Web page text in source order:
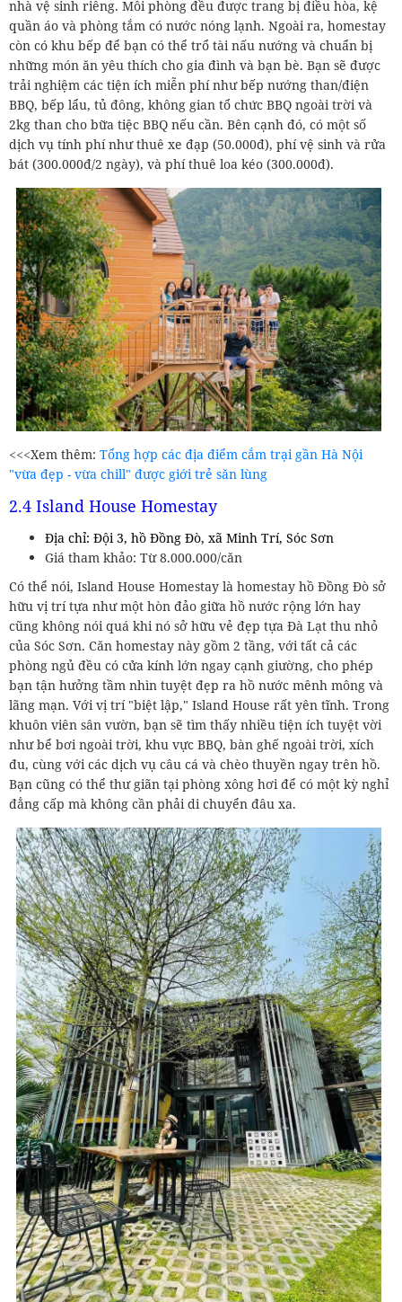
nhà vệ sinh riêng. Mỗi phòng đều được trang bị điều hòa, kệ
quần áo và phòng tắm có nước nóng lạnh. Ngoài ra, homestay
còn có khu bếp để bạn có thể trổ tài nấu nướng và chuẩn bị
những món ăn yêu thích cho gia đình và bạn bè. Bạn sẽ được
trải nghiệm các tiện ích miễn phí như bếp nướng than/điện
BBQ, bếp lẩu, tủ đông, không gian tổ chức BBQ ngoài trời và
2kg than cho bữa tiệc BBQ nếu cần. Bên cạnh đó, có một số
dịch vụ tính phí như thuê xe đạp (50.000đ), phí vệ sinh và rửa
bát (300.000đ/2 ngày), và phí thuê loa kéo (300.000đ).
<<<Xem thêm: Tổng hợp các địa điểm cắm trại gần Hà Nội
"vừa đẹp - vừa chill" được giới trẻ săn lùng
2.4 Island House Homestay
Địa chỉ: Đội 3, hồ Đồng Đò, xã Minh Trí, Sóc Sơn
Giá tham khảo: Từ 8.000.000/căn
Có thể nói, Island House Homestay là homestay hồ Đồng Đò sở
hữu vị trí tựa như một hòn đảo giữa hồ nước rộng lớn hay
cũng không nói quá khi nó sở hữu vẻ đẹp tựa Đà Lạt thu nhỏ
của Sóc Sơn. Căn homestay này gồm 2 tầng, với tất cả các
phòng ngủ đều có cửa kính lớn ngay cạnh giường, cho phép
bạn tận hưởng tầm nhìn tuyệt đẹp ra hồ nước mênh mông và
lãng mạn. Với vị trí "biệt lập," Island House rất yên tĩnh. Trong
khuôn viên sân vườn, bạn sẽ tìm thấy nhiều tiện ích tuyệt vời
như bể bơi ngoài trời, khu vực BBQ, bàn ghế ngoài trời, xích
đu, cùng với các dịch vụ câu cá và chèo thuyền ngay trên hồ.
Bạn cũng có thể thư giãn tại phòng xông hơi để có một kỳ nghỉ
đẳng cấp mà không cần phải di chuyển đâu xa.